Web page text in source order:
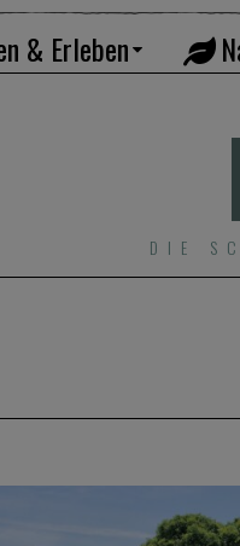
& Erleben
DIE